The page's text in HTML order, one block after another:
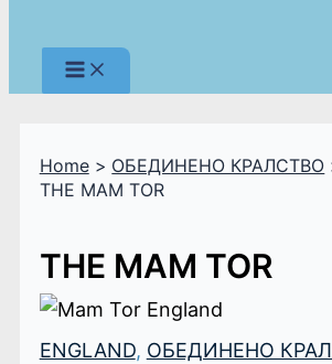
Home
ОБЕДИНЕНО КРАЛСТВО
THE MAM TOR
THE MAM TOR
ENGLAND, ОБЕДИНЕНО